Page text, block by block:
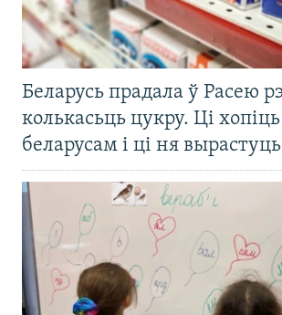
Беларусь прадала ў Расею
колькасьць цукру. Ці
беларусам і ці ня